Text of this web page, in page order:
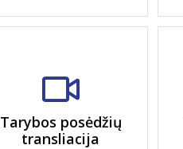
Tarybos posėdžių
transliacija